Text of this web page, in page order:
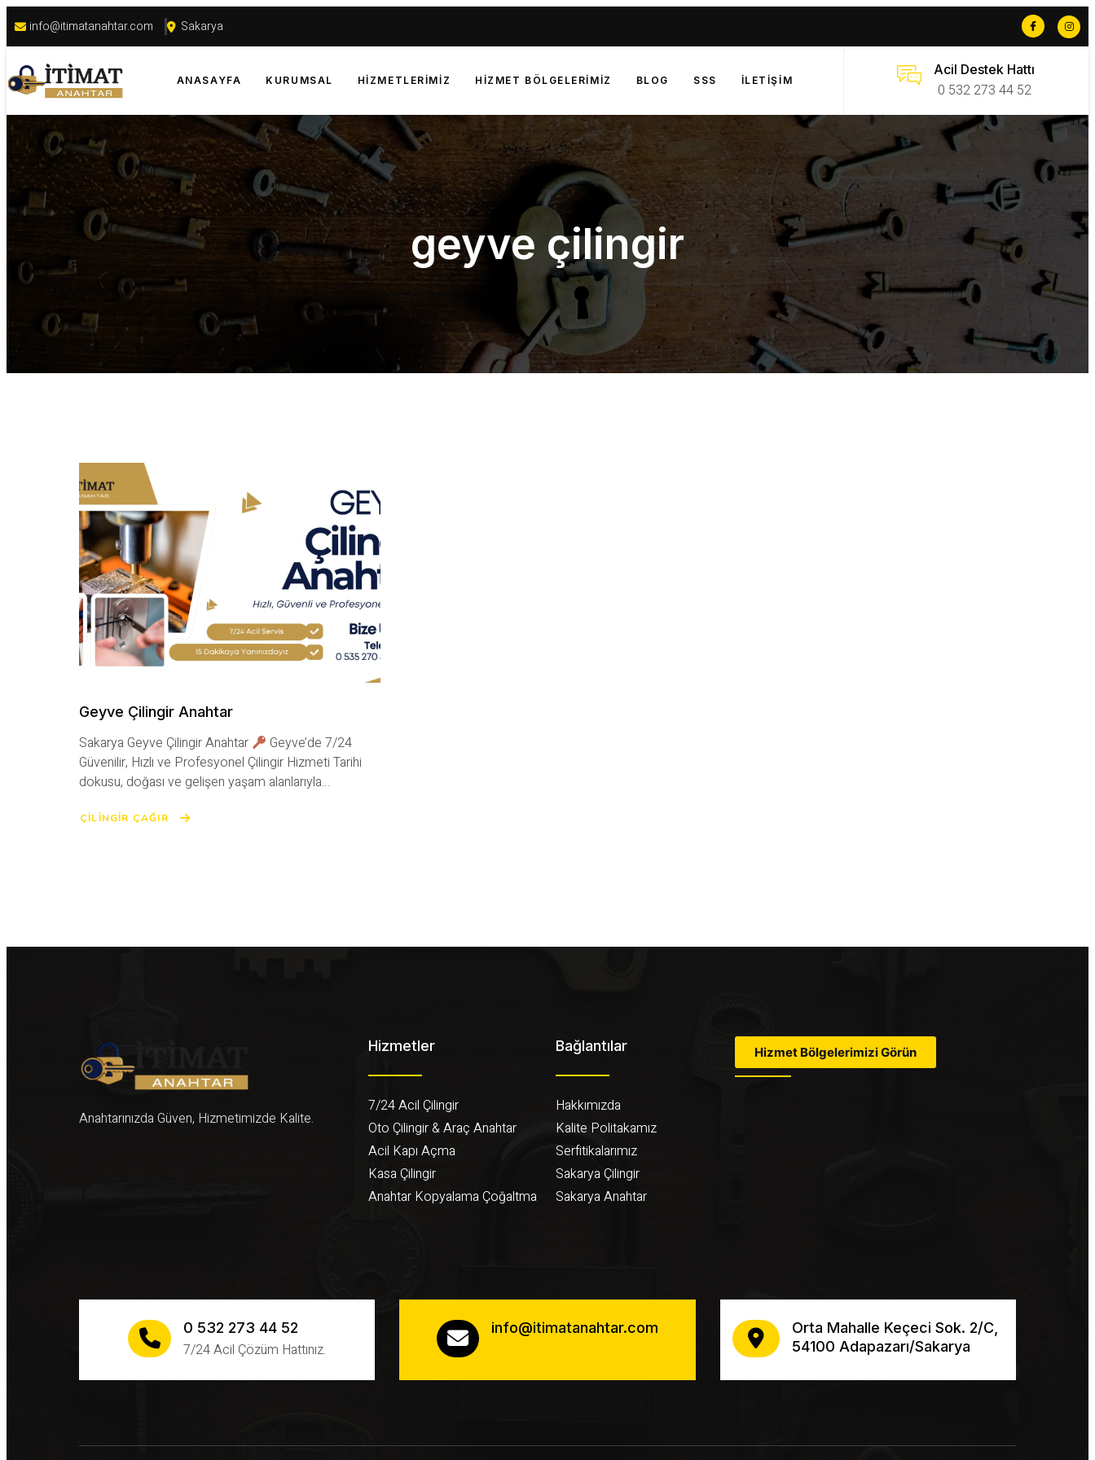
info@itimatanahtar.com Sakarya
ANASAYFA KURUMSAL HIZMETLERIMIZ HIZMET BÖLGELERIMIZ BLOG SSS İLETIŞIM
Acil Destek Hattı
0 532 273 44 52
geyve çilingir
Geyve Çilingir Anahtar
Sakarya Geyve Çilingir Anahtar
Geyve’de 7/24
Güvenilir, Hızlı ve Profesyonel Çilingir Hizmeti Tarihi
dokusu, doğası ve gelişen yaşam alanlarıyla…
ÇİLİNGİR ÇAĞIR
ABOUT
Anahtarınızda Güven, Hizmetimizde Kalite.
Hizmetler
7/24 Acil Çilingir
Oto Çilingir & Araç Anahtar
Acil Kapı Açma
Kasa Çilingir
Anahtar Kopyalama Çoğaltma
Bağlantılar
Hakkımızda
Kalite Politakamız
Serfitikalarımız
Sakarya Çilingir
Sakarya Anahtar
Hizmet Bölgelerimizi Görün
0 532 273 44 52
7/24 Acil Çözüm Hattınız.
info@itimatanahtar.com
Orta Mahalle Keçeci Sok. 2/C,
54100 Adapazarı/Sakarya